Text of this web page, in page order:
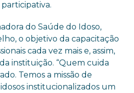
do Saúde do Idoso,
o objetivo da capacitação
cada vez mais e, assim,
instituição. “Quem cuida
Temos a missão de
institucionalizados um